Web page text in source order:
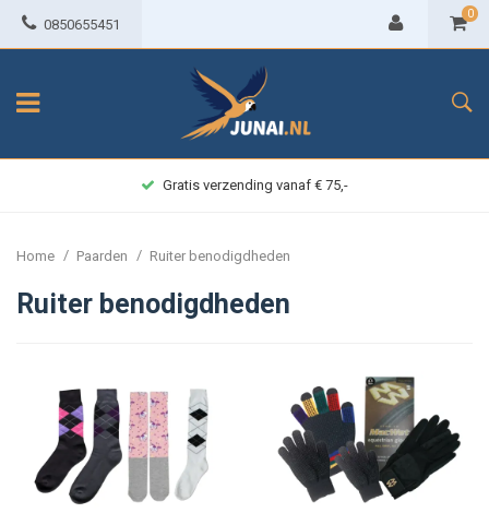
0850655451
0
Gratis verzending vanaf € 75,-
Home / Paarden / Ruiter benodigdheden
Ruiter benodigdheden